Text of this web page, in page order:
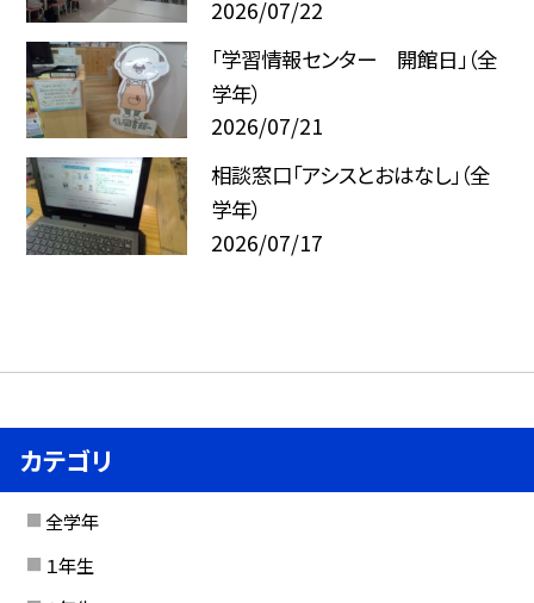
2026/07/22
「学習情報センター 開館日」（全
学年）
2026/07/21
相談窓口「アシスとおはなし」（全
学年）
2026/07/17
カテゴリ
全学年
１年生